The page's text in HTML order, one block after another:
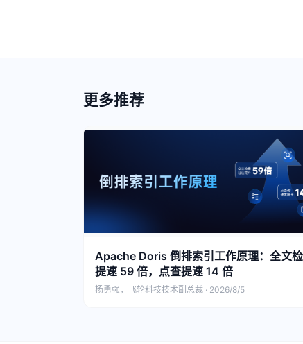
更多推荐
Apache Doris 倒排索引工作原理：全文
提速 59 倍，点查提速 14 倍
杨勇强，飞轮科技技术副总裁 · 2026/8/5